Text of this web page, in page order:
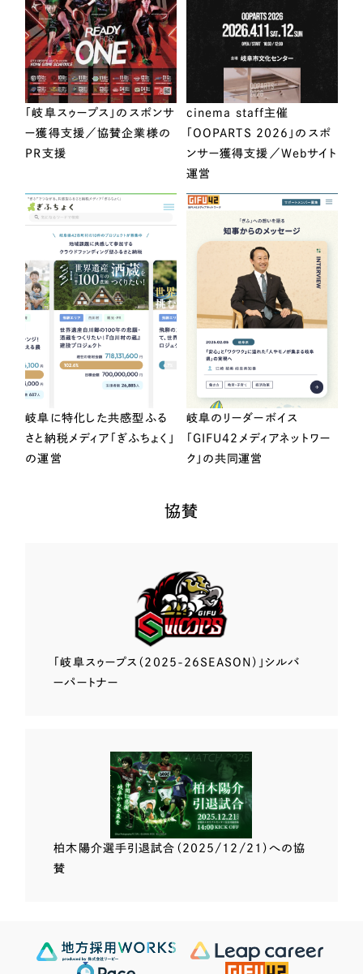
「岐阜スゥープス」のスポンサ
ー獲得支援／協賛企業様の
PR支援
cinema staff主催
「OOPARTS 2026」のスポ
ンサー獲得支援／Webサイト
運営
岐阜に特化した共感型ふる
さと納税メディア「ぎふちょく」
の運営
岐阜のリーダーボイス
「GIFU42メディアネットワー
ク」の共同運営
協賛
「岐阜スゥープス （2025-26SEASON）」 シルバ
ーパートナー
柏木陽介選手引退試合（2025/12/21）への協
賛